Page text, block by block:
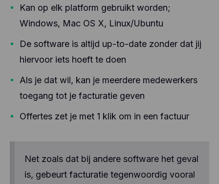
Kan op elk platform gebruikt worden;
Windows, Mac OS X, Linux/Ubuntu
De software is altijd up-to-date zonder dat jij
hiervoor iets hoeft te doen
Als je dat wil, kan je meerdere medewerkers
toegang tot je facturatie geven
Offertes zet je met 1 klik om in een factuur
Net zoals dat bij andere software het geval
is, gebeurt facturatie tegenwoordig vooral
technologieën om gegevens te verzamelen over
Hotjar slaat deze informatie op in een
noch wij zullen deze informatie ooit gebruiken om
individuele gebruikers te identificeren of te
koppelen aan verdere gegevens over een
individuele gebruiker.